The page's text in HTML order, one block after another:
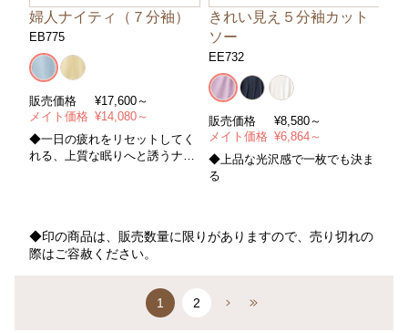
婦人ナイティ（７分袖）
EB775
販売価格 ¥17,600～
メイト価格 ¥14,080～
◆一日の疲れをリセットしてく
れる、上質な眠りへと誘うナイ
きれい見え５分袖カット
ソー
EE732
販売価格 ¥8,580～
メイト価格 ¥6,864～
◆上品な光沢感で一枚でも決ま
る
◆印の商品は、販売数量に限りがありますので、売り切れの
際はご容赦ください。
1 2